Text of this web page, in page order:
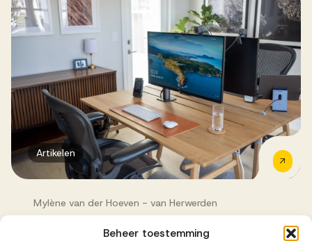
Beheer toestemming
Artikelen
Mylène van der Hoeven - van Herwerden